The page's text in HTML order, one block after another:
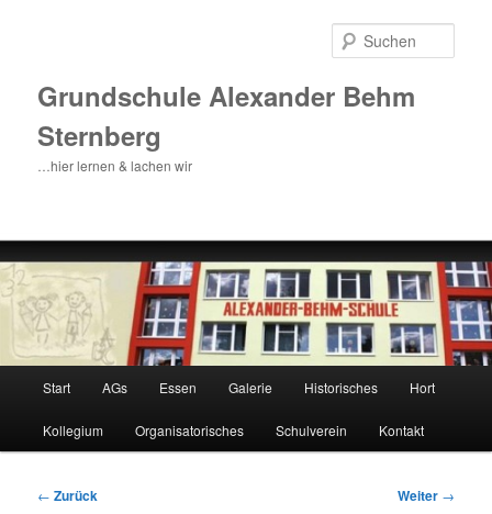
Grundschule Alexander Behm
Sternberg
…hier lernen & lachen wir
Start AGs Essen Galerie Historisches Hort
Kollegium Organisatorisches Schulverein Kontakt
Beitragsnavigation
← Zurück Weiter →